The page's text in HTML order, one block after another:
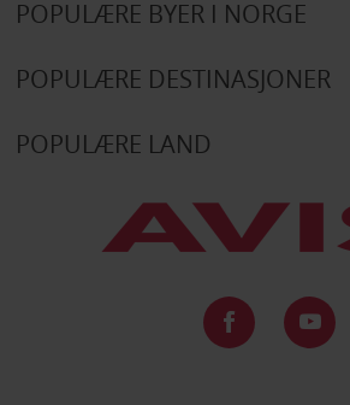
POPULÆRE BYER I NORGE
POPULÆRE DESTINASJONER
POPULÆRE LAND